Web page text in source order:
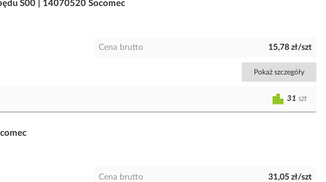
S00 | 14070520 Socomec
Cena brutto 15,78 zł/szt
Pokaż szczegóły
31 szt
Cena brutto 31,05 zł/szt